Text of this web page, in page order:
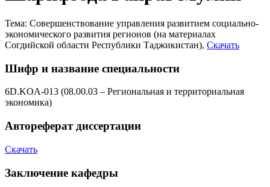
Тема: Совершенствование управления развитием социально-
экономического развития регионов (на материалах
Согдийской области Республики Таджикистан), Скачать
Шифр и название специальности
6D.KOA-013 (08.00.03 – Региональная и территориальная
экономика)
Автореферат диссертации
Скачать
Заключение кафедры